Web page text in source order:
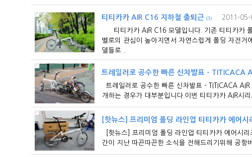
티티카카 AIR C16 지하철 출퇴근 (3) 2011-05-
티티카카 AIR C16 모델입니다. 기존 티티카카 폴
벨로의 관심이 높아지면서 자연스럽게 폴딩 자전
델들로 ..
트레일러로 공수한 빠른 신차발표 - TITICACA
트레일러로 공수한 빠른 신차발표 - TITICACA
개하는 경우가 대부분입니다.이번 티티카카 AIR시
[핫뉴스] 프리미엄 폴딩 라인업 티티카카 에어시
[핫뉴스] 프리미엄 폴딩 라인업 티티카카 에어
간이 지난 따끈따끈한 소식을 전해드리기위해 공항